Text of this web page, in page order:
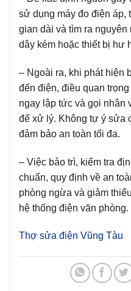
sử dụng máy đo điện áp,
gian dài và tìm ra
dây kém hoặc thiết bị hư
– Ngoài ra, khi phát hiện
đến điện, điều quan
ngay lập tức và gọi nhân
để xử lý. Không tự ý sửa
đảm bảo an toàn tối đa.
– Việc bảo trì, kiểm tra
chuẩn, quy định về an
phòng ngừa và giảm
hệ thống điện văn phòng.
Thợ sửa điện Vũng Tàu